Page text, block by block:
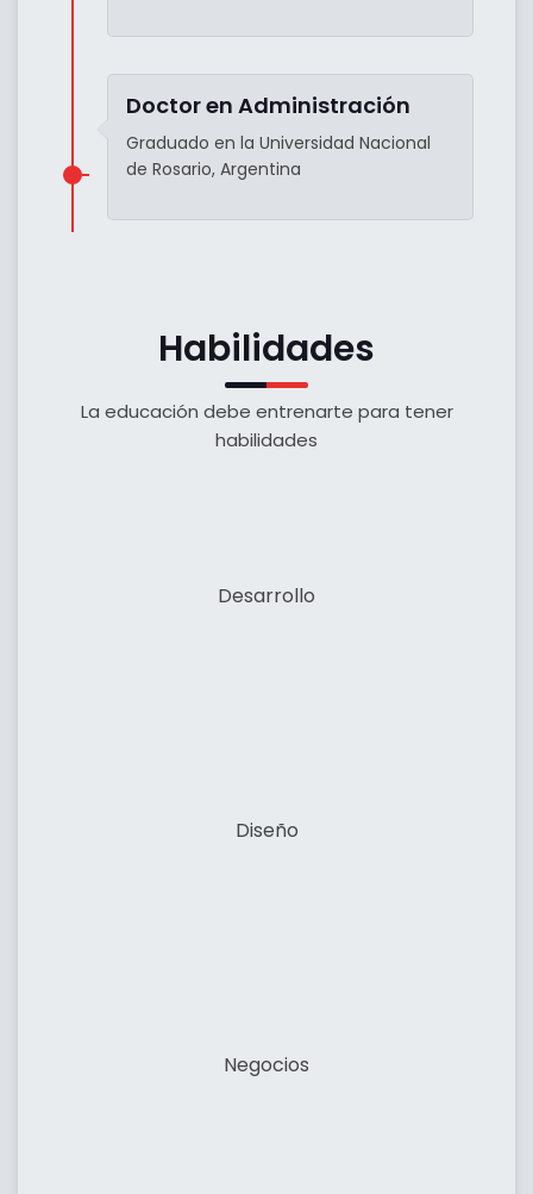
Doctor en Administración
Graduado en la Universidad Nacional
de Rosario, Argentina
Habilidades
La educación debe entrenarte para tener
habilidades
Desarrollo
Diseño
Negocios